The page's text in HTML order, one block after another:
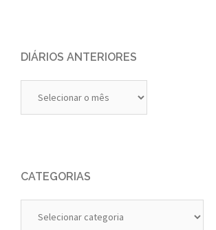
DIÁRIOS ANTERIORES
Anteriores
CATEGORIAS